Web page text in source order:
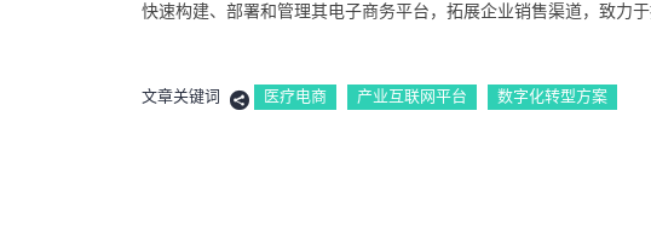
快速构建、部署和管理其电子商务平台，拓展企业销售渠道，致力
文章关键词 医疗电商 产业互联网平台 数字化转型方案